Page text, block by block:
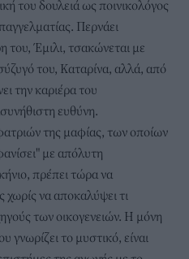
του δουλειά ως ποινικολόγος
Περνάει
του, Έμιλι, τσακώνεται με
του, Καταρίνα, αλλά, από
την καριέρα του
ευθύνη.
της μαφίας, των οποίων
με απόλυτη
πρέπει τώρα να
χωρίς να αποκαλύψει τι
των οικογενειών. Η μόνη
γνωρίζει το μυστικό, είναι